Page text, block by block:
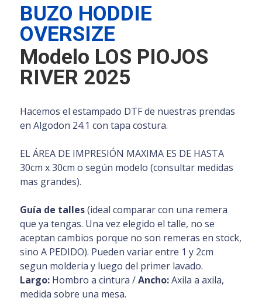
BUZO HODDIE
OVERSIZE
Modelo LOS PIOJOS
RIVER 2025
Hacemos el estampado DTF de nuestras prendas
en Algodon 24.1 con tapa costura.
EL ÁREA DE IMPRESIÓN MAXIMA ES DE HASTA
30cm x 30cm o según modelo (consultar medidas
mas grandes).
Guía de talles(ideal comparar con una remera
que ya tengas. Una vez elegido el talle, no se
aceptan cambios porque no son remeras en stock,
sino A PEDIDO). Pueden variar entre 1 y 2cm
segun molderia y luego del primer lavado.
Largo:Hombro a cintura /Ancho:Axila a axila,
medida sobre una mesa.